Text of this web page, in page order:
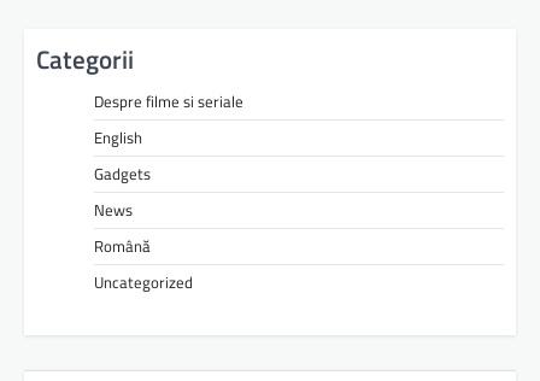
Categorii
Despre filme si seriale
English
Gadgets
News
Română
Uncategorized